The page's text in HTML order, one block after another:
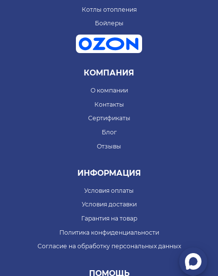
Котлы отопления
Бойлеры
КОМПАНИЯ
О компании
Контакты
Сертификаты
Блог
Отзывы
ИНФОРМАЦИЯ
Условия оплаты
Условия доставки
Гарантия на товар
Политика конфиденциальности
Согласие на обработку персональных данных
ПОМОЩЬ